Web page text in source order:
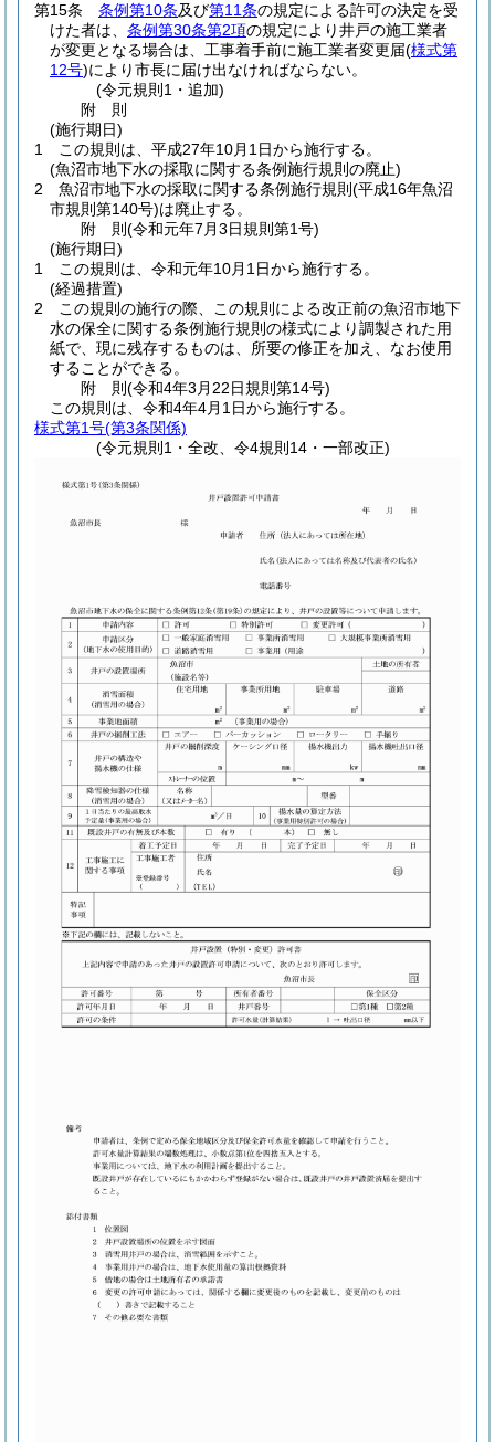
第15条
条例第10条及び第11条の規定による許可の決定を受
けた者は、 条例第30条第2項の規定により井戸の施工業者
が変更となる場合は、工事着手前に施工業者変更届(様式第
12号)により市長に届け出なければならない。
(令元規則1・追加)
附 則
(施行期日)
1
この規則は、平成27年10月1日から施行する。
(魚沼市地下水の採取に関する条例施行規則の廃止)
2
魚沼市地下水の採取に関する条例施行規則 (平成16年魚沼
市規則第140号)は廃止する。
附 則(令和元年7月3日規則第1号)
(施行期日)
1
この規則は、令和元年10月1日から施行する。
(経過措置)
2
この規則の施行の際、この規則による改正前の魚沼市地下
水の保全に関する条例施行規則の様式により調製された用
紙で、現に残存するものは、所要の修正を加え、なお使用
することができる。
附 則(令和4年3月22日規則第14号)
この規則は、令和4年4月1日から施行する。
様式第1号(第3条関係)
(令元規則1・全改、令4規則14・一部改正)